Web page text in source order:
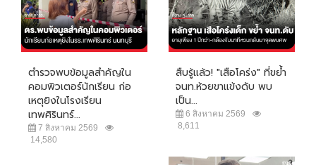
ตำรวจพบข้อมูลสำคัญใน
คอมพิวเตอร์นักเรียน ก่อ
เหตุยิงในโรงเรียน
เทพศิรินทร์...
7 สิงหาคม 2569
14,580
สืบรู้แล้ว! "เสือโคร่ง" ที่ขย้ำ
จนท.ห้วยขาแข้งดับ พบ
เป็น...
6 สิงหาคม 2569
8,611